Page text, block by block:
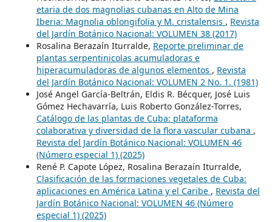
etaria de dos magnolias cubanas en Alto de Mina
Iberia: Magnolia oblongifolia y M. cristalensis , Revista
del Jardín Botánico Nacional: VOLUMEN 38 (2017)
Rosalina Berazaín Iturralde, Reporte preliminar de
plantas serpentinicolas acumuladoras e
hiperacumuladoras de algunos elementos , Revista
del Jardín Botánico Nacional: VOLUMEN 2 No. 1. (1981)
José Angel García-Beltrán, Eldis R. Bécquer, José Luis
Gómez Hechavarría, Luis Roberto González-Torres,
Catálogo de las plantas de Cuba: plataforma
colaborativa y diversidad de la flora vascular cubana ,
Revista del Jardín Botánico Nacional: VOLUMEN 46
(Número especial 1) (2025)
René P. Capote López, Rosalina Berazaín Iturralde,
Clasificación de las formaciones vegetales de Cuba:
aplicaciones en América Latina y el Caribe , Revista del
Jardín Botánico Nacional: VOLUMEN 46 (Número
especial 1) (2025)